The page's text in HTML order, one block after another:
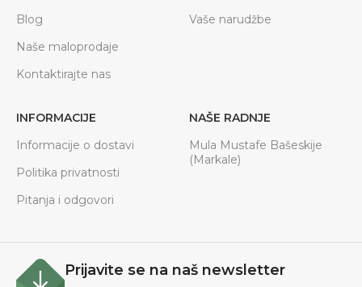
Blog
Naše maloprodaje
Kontaktirajte nas
Vaše narudžbe
INFORMACIJE
Informacije o dostavi
Politika privatnosti
Pitanja i odgovori
NAŠE RADNJE
Mula Mustafe Bašeskije
(Markale)
Prijavite se na naš newsletter